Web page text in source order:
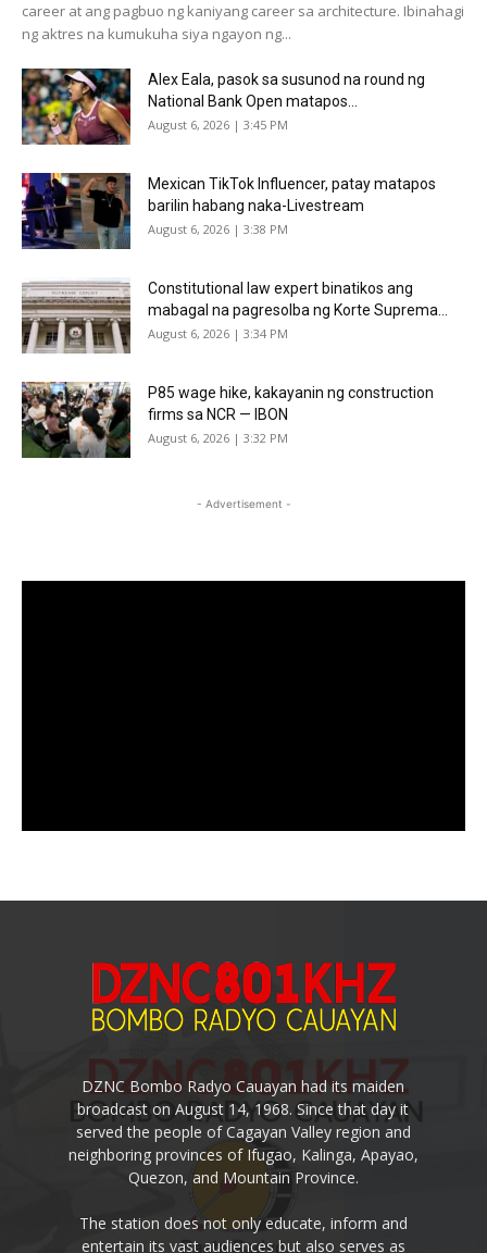
career at ang pagbuo ng kaniyang career sa architecture. Ibinahagi
ng aktres na kumukuha siya ngayon ng...
Alex Eala, pasok sa susunod na round ng
National Bank Open matapos...
August 6, 2026 | 3:45 PM
Mexican TikTok Influencer, patay matapos
barilin habang naka-Livestream
August 6, 2026 | 3:38 PM
Constitutional law expert binatikos ang
mabagal na pagresolba ng Korte Suprema...
August 6, 2026 | 3:34 PM
P85 wage hike, kakayanin ng construction
firms sa NCR — IBON
August 6, 2026 | 3:32 PM
- Advertisement -
DZNC Bombo Radyo Cauayan had its maiden
broadcast on August 14, 1968. Since that day it
served the people of Cagayan Valley region and
neighboring provinces of Ifugao, Kalinga, Apayao,
Quezon, and Mountain Province.
The station does not only educate, inform and
entertain its vast audiences but also serves as